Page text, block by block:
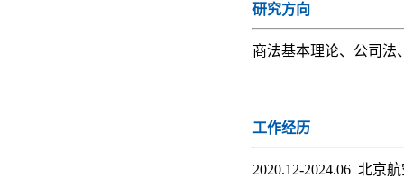
研究方向
商法基本理论、公司法
工作经历
2020.12-2024.06 北京